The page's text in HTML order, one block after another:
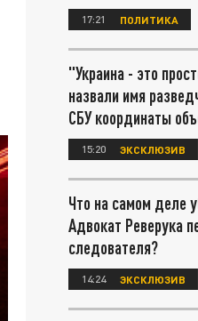
17:21 ПОЛИТИКА
"Украина - это
назвали имя
СБУ координаты
15:20 ЭКСКЛЮЗИВ
Что на самом деле
Адвокат Реверука
следователя?
14:24 ЭКСКЛЮЗИВ